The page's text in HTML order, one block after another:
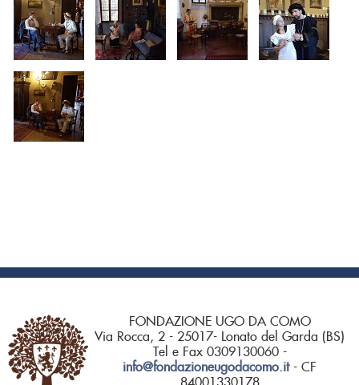
FONDAZIONE UGO DA COMO
Via Rocca, 2 - 25017- Lonato del Garda (BS)
Tel e Fax 0309130060 -
info@fondazioneugodacomo.it- CF